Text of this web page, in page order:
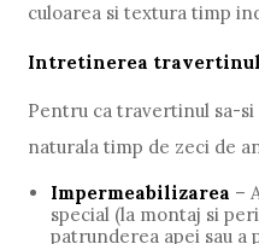
culoarea si textura timp
Intretinerea
Pentru ca travertinul sa-
naturala timp de zeci de
Impermeabilizarea –
special (la montaj si
patrunderea apei sau a